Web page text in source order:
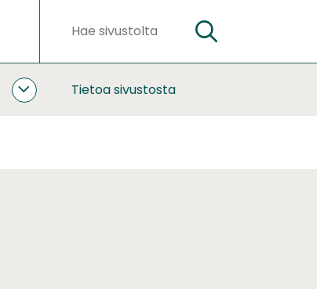
Hakusanat HAE
YHTEISTYÖTietoa sivustosta